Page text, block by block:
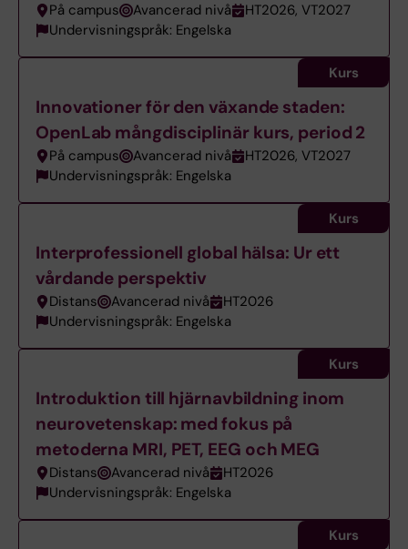
På campus Avancerad nivå
HT2026, VT2027
Undervisningspråk: Engelska
Innovationer för den växande staden:
OpenLab mångdisciplinär kurs, period 2
På campus Avancerad nivå
HT2026, VT2027
Undervisningspråk: Engelska
Kurs
Interprofessionell global hälsa: Ur ett
vårdande perspektiv
Distans Avancerad nivå
HT2026
Undervisningspråk: Engelska
Kurs
Introduktion till hjärnavbildning inom
neurovetenskap: med fokus på
metoderna MRI, PET, EEG och MEG
Distans Avancerad nivå
HT2026
Undervisningspråk: Engelska
Kurs
Kurs